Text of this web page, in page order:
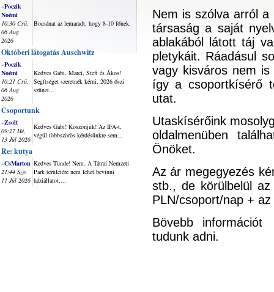
~Poczik
Noémi
10:30 Csü,
06 Aug
2026
Bocsánat az lemaradt, hogy 8-10 főnek.
Októberi látogatás Auschwitz
~Poczik
Noémi
10:21 Csü,
06 Aug
2026
Kedves Gabi, Marci, Stefi és Ákos!
Segítséget szeretnék kérni, 2026 őszi
szünet...
Csoportunk
~Zsolt
09:27 Hé,
13 Júl 2026
Kedves Gabi! Köszönjük! Az IFA-t,
végül többszörös kérdésünkre sem...
Re: kutya
~CsMarton
21:44 Szo,
11 Júl 2026
Kedves Tünde! Nem. A Tátrai Nemzeti
Park területére nem lehet bevinni
háziállatot,...
Nem is szólva arról
társaság a saját
ablakából látott táj
pletykáit. Ráadásul
vagy kisváros nem is
így a csoportkísérő
utat.
Utaskísérőink
oldalmenüben
Önöket.
Az ár megegyezés
stb., de körülbelül
PLN/csoport/nap +
Bövebb
tudunk adni.